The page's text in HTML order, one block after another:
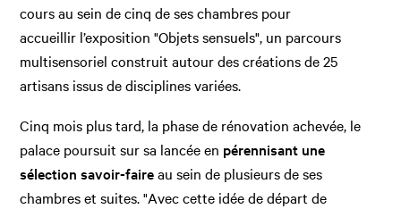
cours au sein de cinq de ses chambres pour
accueillir l’exposition "Objets sensuels", un parcours
multisensoriel construit autour des créations de 25
artisans issus de disciplines variées.
Cinq mois plus tard, la phase de rénovation achevée, le
palace poursuit sur sa lancée en pérennisant une
sélection savoir-faireau sein de plusieurs de ses
chambres et suites. "Avec cette idée de départ de